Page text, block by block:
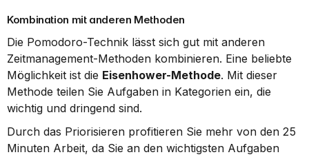
Kombination mit anderen Methoden
Die Pomodoro-Technik lässt sich gut mit anderen
Zeitmanagement-Methoden kombinieren. Eine beliebte
Möglichkeit ist die Eisenhower-Methode. Mit dieser
Methode teilen Sie Aufgaben in Kategorien ein, die
wichtig und dringend sind.
Durch das Priorisieren profitieren Sie mehr von den 25
Minuten Arbeit, da Sie an den wichtigsten Aufgaben